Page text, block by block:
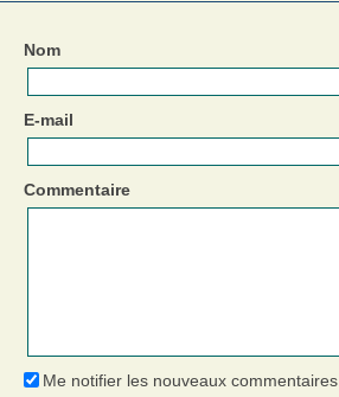
Nom
E-mail
Commentaire
Me notifier les nouveaux commentaires